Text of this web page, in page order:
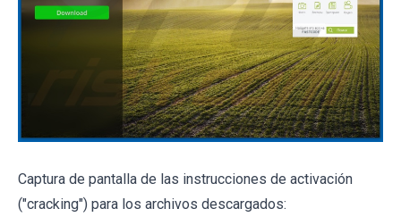
Captura de pantalla de las instrucciones de activación
("cracking") para los archivos descargados: